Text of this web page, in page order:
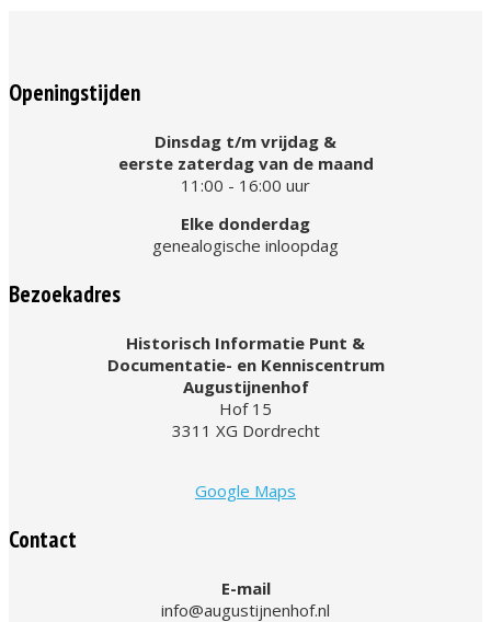
Openingstijden
Dinsdag t/m vrijdag &
eerste zaterdag van de maand
11:00 - 16:00 uur
Elke donderdag
genealogische inloopdag
Bezoekadres
Historisch Informatie Punt &
Documentatie- en Kenniscentrum
Augustijnenhof
Hof 15
3311 XG Dordrecht
Google Maps
Contact
E-mail
info@augustijnenhof.nl